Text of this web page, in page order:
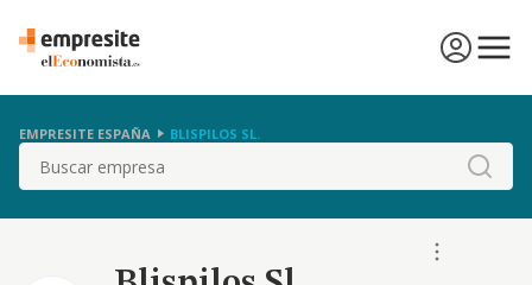
EMPRESITE ESPAÑA BLISPILOS SL.
Buscar